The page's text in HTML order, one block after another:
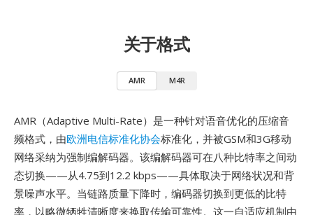
关于格式
AMR M4R
AMR（Adaptive Multi-Rate）是一种针对语音优化的压缩音
频格式，由欧洲电信标准化协会标准化，并被GSM和3G移动
网络采纳为强制编解码器。该编解码器可在八种比特率之间动
态切换——从4.75到12.2 kbps——具体取决于网络状况和背
景噪声水平。当链路质量下降时，编码器切换到更低的比特
率，以略微牺牲清晰度来换取传输可靠性。这一自适应机制由